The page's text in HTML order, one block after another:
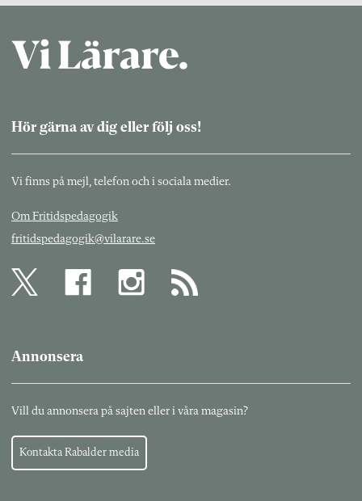
Hör gärna av dig eller följ oss!
Vi finns på mejl, telefon och i sociala medier.
Om Fritidspedagogik
fritidspedagogik@vilarare.se
Annonsera
Vill du annonsera på sajten eller i våra magasin?
Kontakta Rabalder media